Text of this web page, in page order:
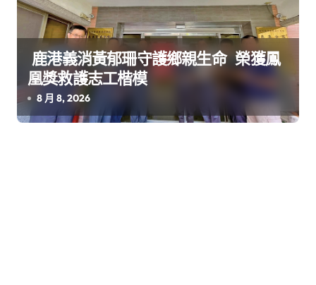
鹿港義消黃郁珊守護鄉親生命 榮獲鳳
凰獎救護志工楷模
8 月 8, 2026